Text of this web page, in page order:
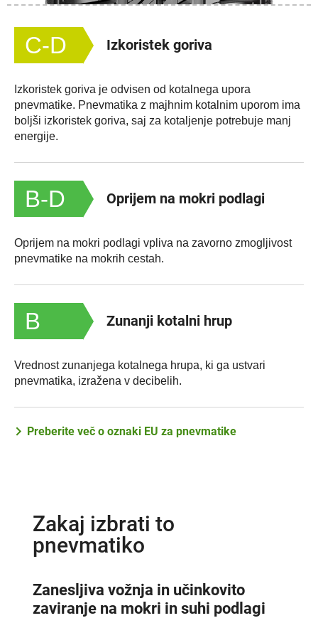
C-D Izkoristek goriva
Izkoristek goriva je odvisen od kotalnega upora
pnevmatike. Pnevmatika z majhnim kotalnim uporom ima
boljši izkoristek goriva, saj za kotaljenje potrebuje manj
energije.
B-D Oprijem na mokri podlagi
Oprijem na mokri podlagi vpliva na zavorno zmogljivost
pnevmatike na mokrih cestah.
B Zunanji kotalni hrup
Vrednost zunanjega kotalnega hrupa, ki ga ustvari
pnevmatika, izražena v decibelih.
Preberite več o oznaki EU za pnevmatike
Zakaj izbrati to
pnevmatiko
Zanesljiva vožnja in učinkovito
zaviranje na mokri in suhi podlagi